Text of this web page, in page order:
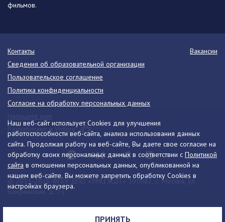
Наш веб-сайт использует Cookies для улучшения
работоспособности веб-сайта, анализа использования данных
сайта. Продолжая работу на веб-сайте, Вы даете свое согласие на
обработку своих персональных данных в соответствии с Политикой
сайта в отношении персональных данных, опубликованной на
нашем веб-сайте. Вы можете запретить обработку Cookies в
настройках браузера.
ПРИНЯТЬ
фильмов.
© 2013-2026 ФГБУ ДПО «УМЦ ЖДТ» 105082, г. Москва, ул.
Бакунинская, д. 71
Телефон:8 (495) 739-00-30 info@umczdt.ru схема проезда
Контакты
Вакансии
Сведения об образовательной организации
Пользовательское соглашение
Политика конфиденциальности
Согласие на обработку персональных данных
Разработано в Victory